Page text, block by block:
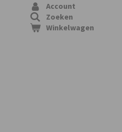
Account
Zoeken
Winkelwagen